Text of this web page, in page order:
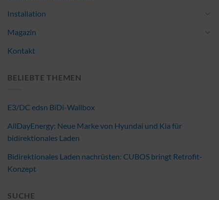
Installation
Magazin
Kontakt
BELIEBTE THEMEN
E3/DC edsn BiDi-Wallbox
AllDayEnergy: Neue Marke von Hyundai und Kia für
bidirektionales Laden
Bidirektionales Laden nachrüsten: CUBOS bringt Retrofit-
Konzept
SUCHE